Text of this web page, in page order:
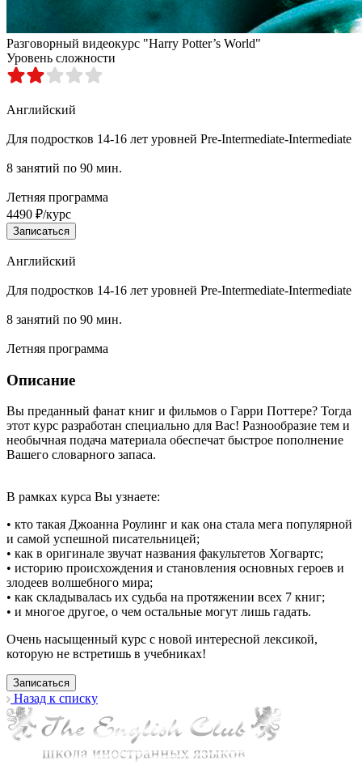
Разговорный видеокурс "Harry Potter’s World"
Уровень сложности
Английский
Для подростков 14-16 лет уровней Pre-Intermediate-Intermediate
8 занятий по 90 мин.
Летняя программа
4490 ₽/курс
Записаться
Английский
Для подростков 14-16 лет уровней Pre-Intermediate-Intermediate
8 занятий по 90 мин.
Летняя программа
Описание
Вы преданный фанат книг и фильмов о Гарри Поттере? Тогда
этот курс разработан специально для Вас! Разнообразие тем и
необычная подача материала обеспечат быстрое пополнение
Вашего словарного запаса.
В рамках курса Вы узнаете:
• кто такая Джоанна Роулинг и как она стала мега популярной
и самой успешной писательницей;
• как в оригинале звучат названия факультетов Хогвартс;
• историю происхождения и становления основных героев и
злодеев волшебного мира;
• как складывалась их судьба на протяжении всех 7 книг;
• и многое другое, о чем остальные могут лишь гадать.
Очень насыщенный курс с новой интересной лексикой,
которую не встретишь в учебниках!
Записаться
Назад к списку